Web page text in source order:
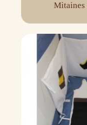
Mitaines